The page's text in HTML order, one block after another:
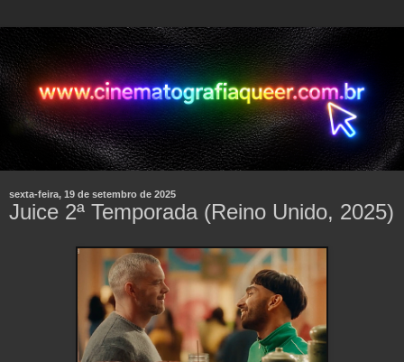
sexta-feira, 19 de setembro de 2025
Juice 2ª Temporada (Reino Unido, 2025)